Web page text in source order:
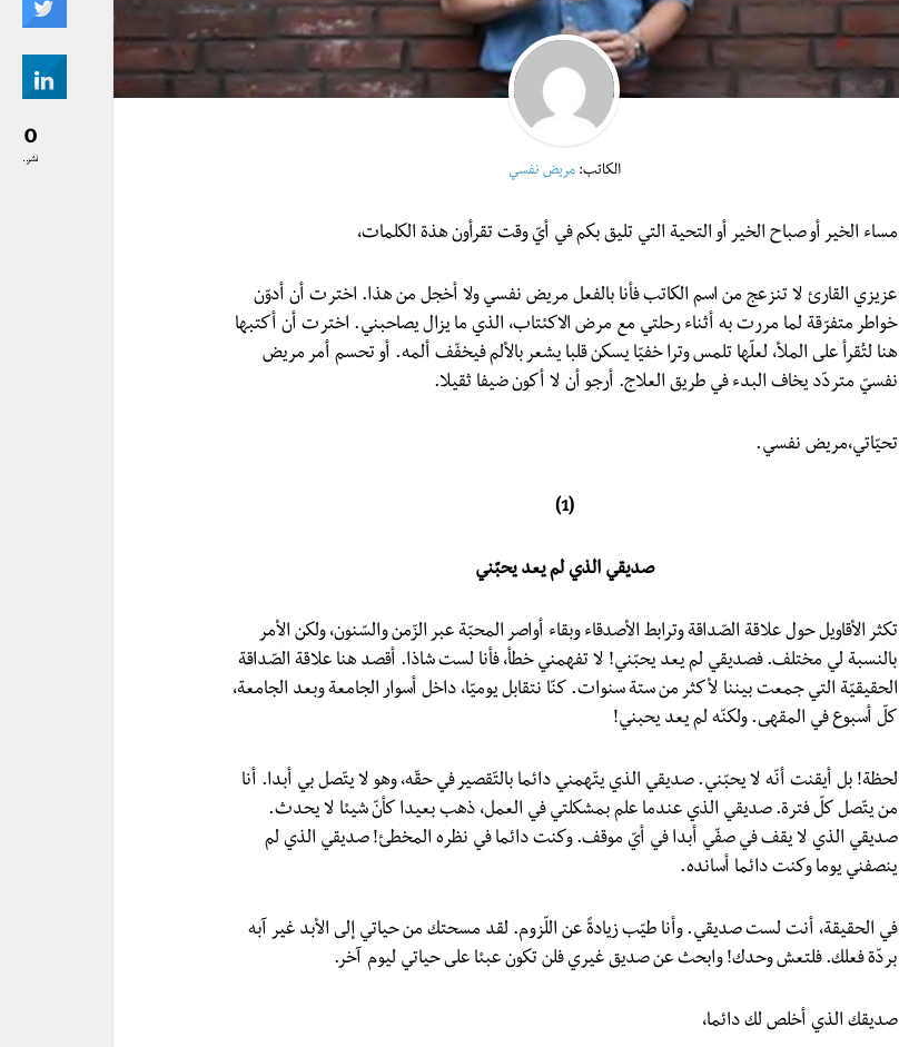
الكاتب:مريض نفسي
مساء الخير أو صباح الخير أو التحية التي تليق بكم في أيّ وقت تقرأون هذة الكلمات،
عزيزي القارئ لا تنزعج من اسم الكاتب فأنا بالفعل مريض نفسي ولا أخجل من هذا. اخترت أن أدوّن
خواطر متفرّقة لما مررت به أثناء رحلتي مع مرض الاكئتاب، الذي ما يزال يصاحبني. اخترت أن أكتبها
هنا لتُقرأ على الملأ، لعلّها تلمس وترا خفيّا يسكن قلبا يشعر بالألم فيخفّف ألمه. أو تحسم أمر مريض
نفسيّ متردّد يخاف البدء في طريق العلاج. أرجو أن لا أكون ضيفا ثقيلا.
تحيّاتي،مريض نفسي.
(1)
صديقي الذي لم يعد يحبّني
تكثر الأقاويل حول علاقة الصّداقة وترابط الأصدقاء وبقاء أواصر المحبّة عبر الزّمن والسّنون، ولكن الأمر
بالنسبة لي مختلف. فصديقي لم يعد يحبّني! لا تفهمني خطأ، فأنا لست شاذا. أقصد هنا علاقة الصّداقة
الحقيقيّة التي جمعت بيننا لأكثر من ستة سنوات. كنّا نتقابل يوميّا، داخل أسوار الجامعة وبعد الجامعة،
كلّ أسبوع في المقهى. ولكنّه لم يعد يحبني!
لحظة! بل أيقنت أنّه لا يحبّني. صديقي الذي يتّهمني دائما بالتّقصير في حقّه، وهو لا يتّصل بي أبدا. أنا
من يتّصل كلّ فترة. صديقي الذي عندما علم بمشكلتي في العمل، ذهب بعيدا كأنّ شيئا لا يحدث.
صديقي الذي لا يقف في صفّي أبدا في أيّ موقف. وكنت دائما في نظره المخطئ! صديقي الذي لم
ينصفني يوما وكنت دائما أسانده.
في الحقيقة، أنت لست صديقي. وأنا طيّب زيادةً عن اللّزوم. لقد مسحتك من حياتي إلى الأبد غير آبه
بردّة فعلك. فلتعش وحدك! وابحث عن صديق غيري فلن تكون عبئا على حياتي ليوم آخر.
صديقك الذي أخلص لك دائما،
0
نشر..